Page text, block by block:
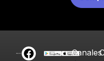
Canales